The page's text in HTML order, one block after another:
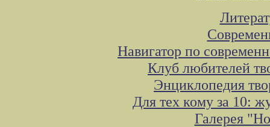
Навигатор по
Клуб любителей
Энциклопедия
Для тех кому за 10:
Галерея